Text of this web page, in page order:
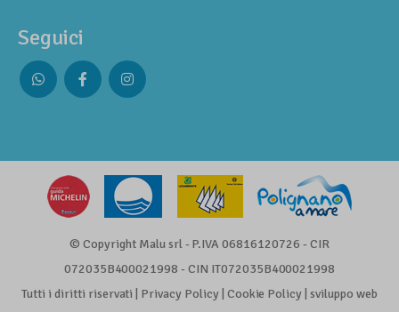
Seguici
© Copyright Malu srl - P.IVA 06816120726 - CIR
072035B400021998 - CIN IT072035B400021998
Tutti i diritti riservati | Privacy Policy| Cookie Policy |sviluppo web